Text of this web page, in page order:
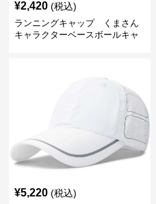
¥2,420 (税込)
ランニングキャップ くまさん
キャラクターベースボールキャ
¥5,220 (税込)